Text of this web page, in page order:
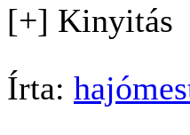
[+] Kinyitás
Írta: